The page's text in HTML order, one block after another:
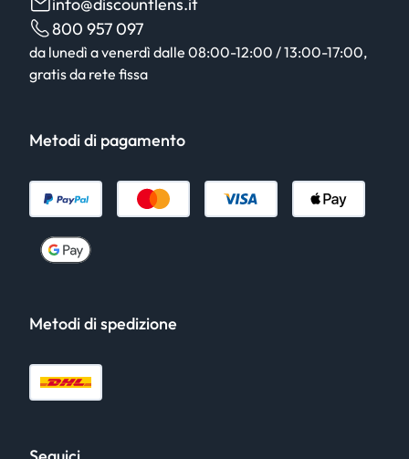
800 957 097
da lunedì a venerdì dalle 08:00-12:00 / 13:00-17:00,
gratis da rete fissa
Metodi di pagamento
Metodi di spedizione